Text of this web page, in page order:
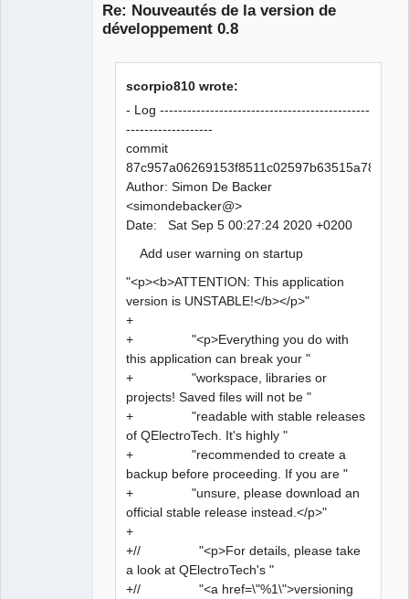
Re: Nouveautés de la version de
développement 0.8
scorpio810 wrote:
- Log ----------------------------------------------
-------------------
commit
Author: Simon De Backer
<simondebacker@>
Date: Sat Sep 5 00:27:24 2020 +0200
Add user warning on startup
"<p><b>ATTENTION: This application
version is UNSTABLE!</b></p>"
+
+ "<p>Everything you do with
this application can break your "
+ "workspace, libraries or
projects! Saved files will not be "
+ "readable with stable releases
of QElectroTech. It's highly "
+ "recommended to create a
backup before proceeding. If you are "
+ "unsure, please download an
official stable release instead.</p>"
+
+// "<p>For details, please take
a look at QElectroTech's "
+// "<a href=\"%1\">versioning